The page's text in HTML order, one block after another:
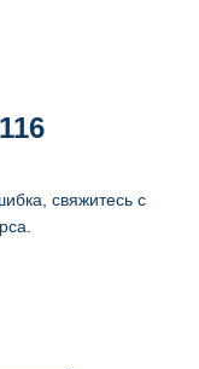
свяжитесь с